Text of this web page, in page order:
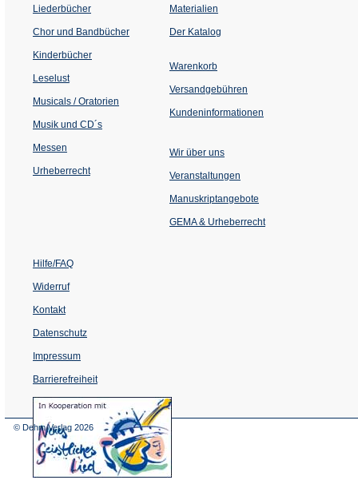
Liederbücher
Chor und Bandbücher
Kinderbücher
Leselust
Musicals / Oratorien
Musik und CD´s
Messen
Urheberrecht
Materialien
Der Katalog
Warenkorb
Versandgebühren
Kundeninformationen
Wir über uns
Veranstaltungen
einem
Tab)
Manuskriptangebote
GEMA & Urheberrecht
Hilfe/FAQ
Widerruf
Kontakt
Datenschutz
Impressum
Barrierefreiheit
(Öffnet
in
© Dehm Verlag 2026